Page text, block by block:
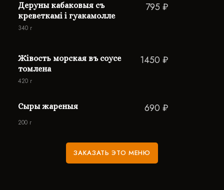
Деруны кабаковыя съ
креветкамi i гуакамолле
795 ₽
340 г
Жiвость морская въ соусе
томлена
1450 ₽
420 г
Сыры жареныя 690 ₽
200 г
ЗАКАЗАТЬ ЭТО МЕНЮ